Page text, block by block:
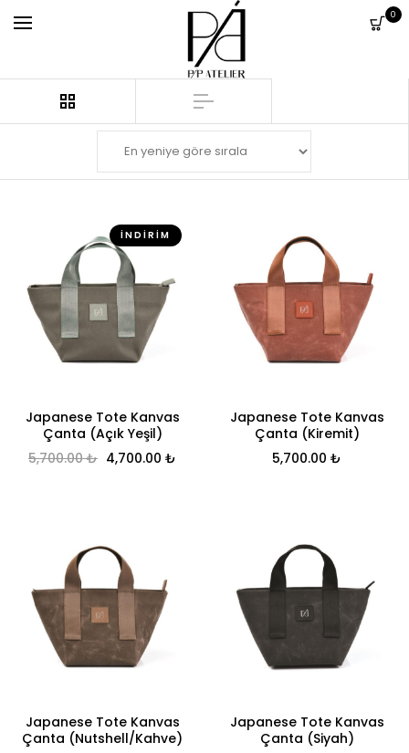
0
İNDIRIM
Japanese Tote Kanvas
Çanta (Açık Yeşil)
5,700.00₺ Orijinal fiyat: 5,700.00 ₺.
4,700.00 ₺ Şu andaki fiyat: 4,700.00 ₺.
Japanese Tote Kanvas
Çanta (Kiremit)
5,700.00 ₺
Japanese Tote Kanvas
Çanta (Nutshell/Kahve)
Japanese Tote Kanvas
Çanta (Siyah)